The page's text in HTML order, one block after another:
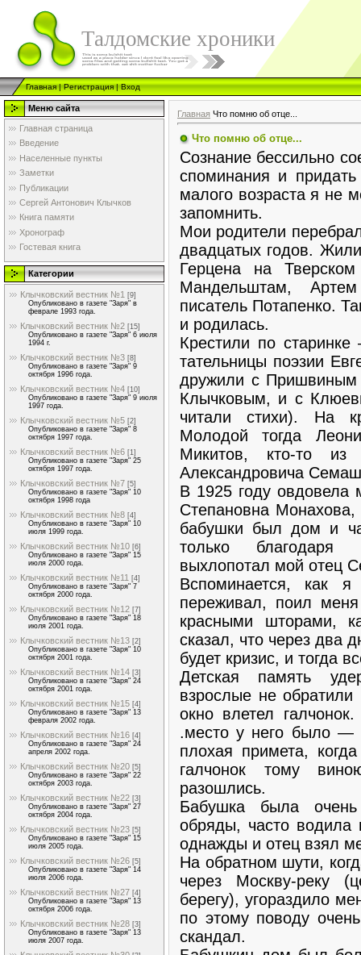
Талдомские хроники
Главная|Регистрация|Вход
Меню сайта
Главная страница
Введение
Населенные пункты
Заметки
Публикации
Сергей Антонович Клычков
Книга памяти
Хронограф
Гостевая книга
Категории
Клычковский вестник №1 [9]
Опубликовано в газете "Заря" в
феврале 1993 года.
Клычковский вестник №2 [15]
Опубликовано в газете "Заря" 6 июля
1994 г.
Клычковский вестник №3 [8]
Опубликовано в газете "Заря" 9
октября 1996 года.
Клычковский вестник №4 [10]
Опубликовано в газете "Заря" 9 июля
1997 года.
Клычковский вестник №5 [2]
Опубликовано в газете "Заря" 8
октября 1997 года.
Клычковский вестник №6 [1]
Опубликовано в газете "Заря" 25
октября 1997 года.
Клычковский вестник №7 [5]
Опубликовано в газете "Заря" 10
октября 1998 года
Клычковский вестник №8 [4]
Опубликовано в газете "Заря" 10
июля 1999 года.
Клычковский вестник №10 [6]
Опубликовано в газете "Заря" 15
июля 2000 года.
Клычковский вестник №11 [4]
Опубликовано в газете "Заря" 7
октября 2000 года.
Клычковский вестник №12 [7]
Опубликовано в газете "Заря" 18
июля 2001 года.
Клычковский вестник №13 [2]
Опубликовано в газете "Заря" 10
октября 2001 года.
Клычковский вестник №14 [3]
Опубликовано в газете "Заря" 24
октября 2001 года.
Клычковский вестник №15 [4]
Опубликовано в газете "Заря" 13
февраля 2002 года.
Клычковский вестник №16 [4]
Опубликовано в газете "Заря" 24
апреля 2002 года.
Клычковский вестник №20 [5]
Опубликовано в газете "Заря" 22
октября 2003 года.
Клычковский вестник №22 [3]
Опубликовано в газете "Заря" 27
октября 2004 года.
Клычковский вестник №23 [5]
Опубликовано в газете "Заря" 15
июля 2005 года.
Клычковский вестник №26 [5]
Опубликовано в газете "Заря" 14
июля 2006 года.
Клычковский вестник №27 [4]
Опубликовано в газете "Заря" 13
октября 2006 года.
Клычковский вестник №28 [3]
Опубликовано в газете "Заря" 13
июля 2007 года.
Главная Что помню об отце...
Что помню об отце...
Сознание бессильно
споминания и
малого возраста я не
запомнить.
Мои родители
двадцатых годов.
Герцена на
Мандель­штам,
писатель Потапенко.
и родилась.
Крестили по
тательницы поэзии
дружили с Пришви­ным
Клычковым, и с
читали сти­хи). На
Молодой тогда
Микитов, кто-то из
Александ­ровича
В 1925 году овдовела
Степановна
бабушки был дом и
только благодаря
выхлопотал мой отец
Вспоминается, как
переживал, поил
красными шторами,
сказал, что через два
будет кризис, и тогда
Детская память
взрослые не
окно влетел
.место у него было —
плохая примета,
галчонок тому
разошлись.
Бабушка была
обряды, часто
однажды и отец взял
На обратном шути,
через Москву-реку
берегу), угораздило
по этому по­воду
скандал.